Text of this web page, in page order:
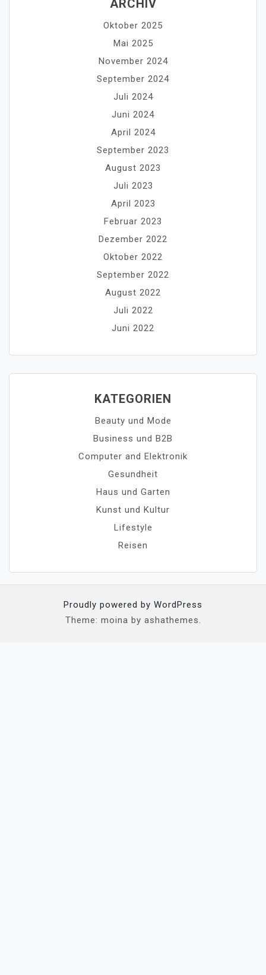
ARCHIV
Oktober 2025
Mai 2025
November 2024
September 2024
Juli 2024
Juni 2024
April 2024
September 2023
August 2023
Juli 2023
April 2023
Februar 2023
Dezember 2022
Oktober 2022
September 2022
August 2022
Juli 2022
Juni 2022
KATEGORIEN
Beauty und Mode
Business und B2B
Computer and Elektronik
Gesundheit
Haus und Garten
Kunst und Kultur
Lifestyle
Reisen
Proudly powered by WordPress
Theme: moina by ashathemes.